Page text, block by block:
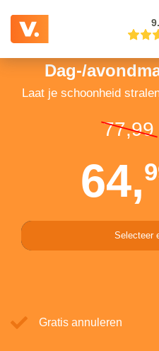
Dag-/
Laat je schoonheid
77,99
64,
Selecteer
Gratis annuleren